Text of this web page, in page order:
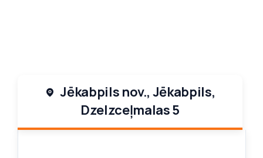
Novērtējums
Par uzņēmumu
Jēkabpils nov., Jēkabpils,
Dzelzceļmalas 5